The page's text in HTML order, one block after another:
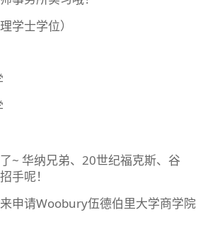
学士学位）
~ 华纳兄弟、20世纪福克斯、谷
手呢！
申请Woobury伍德伯里大学商学院